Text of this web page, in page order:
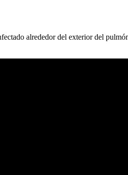
alrededor del exterior del